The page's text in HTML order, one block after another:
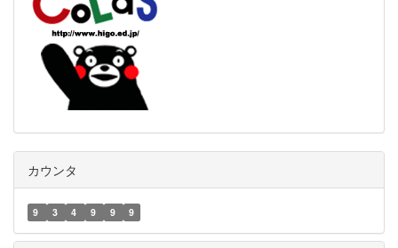
カウンタ
9 3 4 9 9 9